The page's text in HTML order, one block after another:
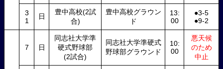
3
1
日
豊中高校(2試
合)
豊中高校グラウン
ド
13:
00
●3-5
●9-2
7 日
同志社大学準
硬式野球部
(2試合)
同志社大学準硬式
野球部グラウンド
10:
00
悪天候
のため
中止